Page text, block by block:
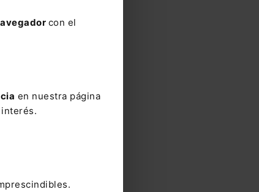
con el
en nuestra página